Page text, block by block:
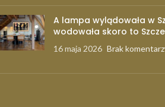
A lampa wylądowała w
wodowała skoro to
16 maja 2026 Brak